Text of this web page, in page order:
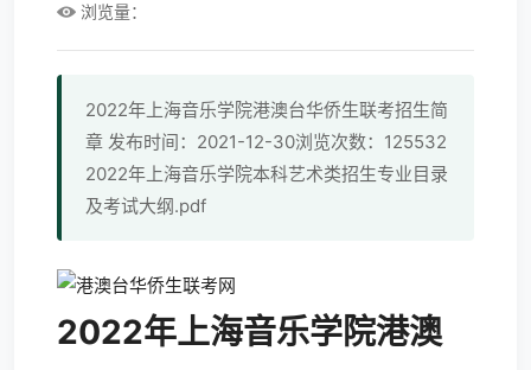
浏览量：
2022年上海音乐学院港澳台华侨生联考招生简
章 发布时间：2021-12-30浏览次数：125532
2022年上海音乐学院本科艺术类招生专业目录
及考试大纲.pdf
2022年上海音乐学院港澳